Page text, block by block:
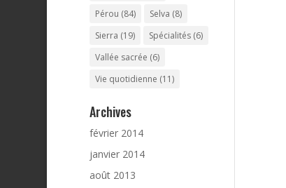
Pérou (84) Selva (8)
Sierra (19) Spécialités(6)
Vallée sacrée (6)
Vie quotidienne (11)
Archives
février 2014
janvier 2014
août 2013